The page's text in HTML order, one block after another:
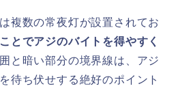
複数の常夜灯が設置されてお
とでアジのバイトを得やすく
と暗い部分の境界線は、アジ
待ち伏せする絶好のポイント